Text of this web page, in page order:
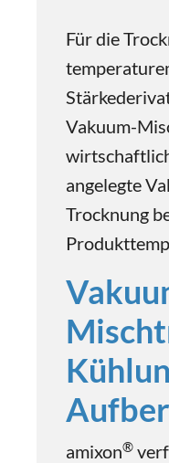
Für die
Vakuum-
angelegte
Trocknung
amixon®